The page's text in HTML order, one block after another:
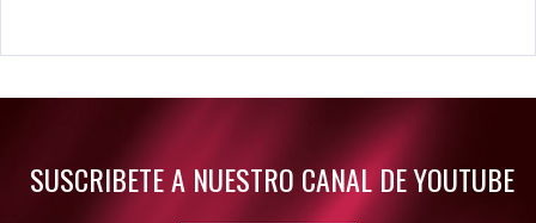
Rumor: Se filtran los primeros detalles de Resident Evil 9
SUSCRIBETE A NUESTRO CANAL DE YOUTUBE